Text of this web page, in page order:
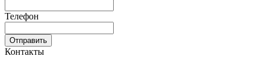
Телефон
Отправить
Контакты